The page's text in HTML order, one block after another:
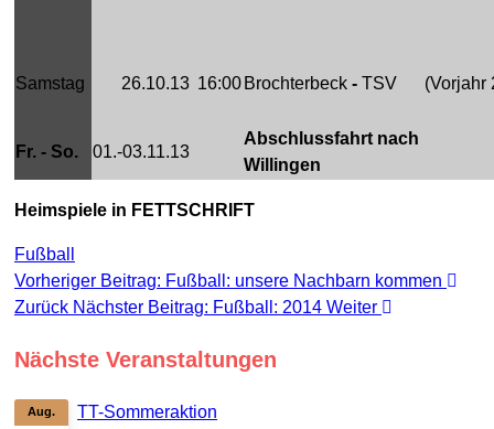
Samstag 26.10.13 16:00 Brochterbeck - TSV (Vorjahr
Fr. - So. 01.-03.11.13
Abschlussfahrt nach
Willingen
Heimspiele in FETTSCHRIFT
Fußball
Vorheriger Beitrag: Fußball: unsere Nachbarn kommen
Zurück Nächster Beitrag: Fußball: 2014 Weiter
Nächste Veranstaltungen
Aug. TT-Sommeraktion